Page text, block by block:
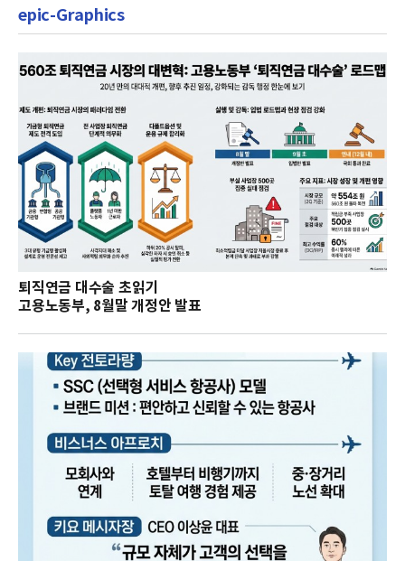
epic-Graphics
퇴직연금 대수술 초읽기
고용노동부, 8월말 개정안 발표